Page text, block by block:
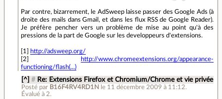
Par contre, bizarrement, le AdSweep laisse passer des Google Ads (à
droite des mails dans Gmail, et dans les flux RSS de Google Reader).
Je préfère pencher vers un problème de mise au point qu'à des
pressions de la part de Google sur les developpeurs d'extensions.
[1]
http://adsweep.org/
[2]
http://www.chromeextensions.org/appearance-
functioning/flash(...)
[^] # Re: Extensions Firefox et Chromium/Chrome et vie privée
Posté par B16F4RV4RD1N le 11 décembre 2009 à 11:12.
Évalué à 2.